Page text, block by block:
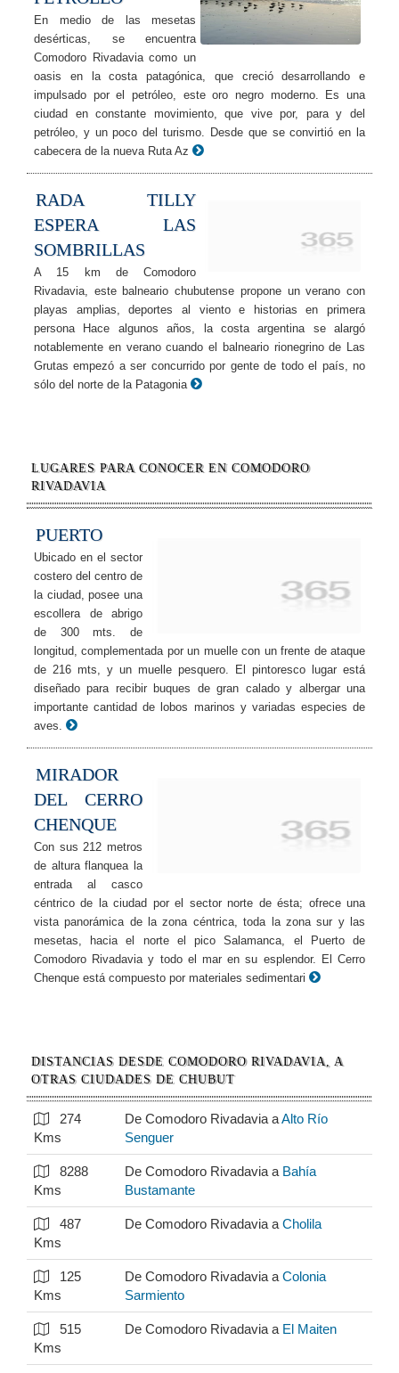
En medio de las mesetas
desérticas, se encuentra
Comodoro Rivadavia como un
oasis en la costa patagónica, que creció desarrollando e
impulsado por el petróleo, este oro negro moderno. Es una
ciudad en constante movimiento, que vive por, para y del
petróleo, y un poco del turismo. Desde que se convirtió en la
cabecera de la nueva Ruta Az
RADA TILLY
ESPERA LAS
SOMBRILLAS
A 15 km de Comodoro
Rivadavia, este balneario chubutense propone un verano con
playas amplias, deportes al viento e historias en primera
persona Hace algunos años, la costa argentina se alargó
notablemente en verano cuando el balneario rionegrino de Las
Grutas empezó a ser concurrido por gente de todo el país, no
sólo del norte de la Patagonia
LUGARES PARA CONOCER EN COMODORO
RIVADAVIA
PUERTO
Ubicado en el sector
costero del centro de
la ciudad, posee una
escollera de abrigo
de 300 mts. de
longitud, complementada por un muelle con un frente de ataque
de 216 mts, y un muelle pesquero. El pintoresco lugar está
diseñado para recibir buques de gran calado y albergar una
importante cantidad de lobos marinos y variadas especies de
aves.
MIRADOR
DEL CERRO
CHENQUE
Con sus 212 metros
de altura flanquea la
entrada al casco
céntrico de la ciudad por el sector norte de ésta; ofrece una
vista panorámica de la zona céntrica, toda la zona sur y las
mesetas, hacia el norte el pico Salamanca, el Puerto de
Comodoro Rivadavia y todo el mar en su esplendor. El Cerro
Chenque está compuesto por materiales sedimentari
DISTANCIAS DESDE COMODORO RIVADAVIA, A
OTRAS CIUDADES DE CHUBUT
274
Kms
De Comodoro Rivadavia aAlto Río
Senguer
8288
Kms
De Comodoro Rivadavia a Bahía
Bustamante
487
Kms
De Comodoro Rivadavia a Cholila
125
Kms
De Comodoro Rivadavia a Colonia
Sarmiento
515
Kms
De Comodoro Rivadavia a El Maiten